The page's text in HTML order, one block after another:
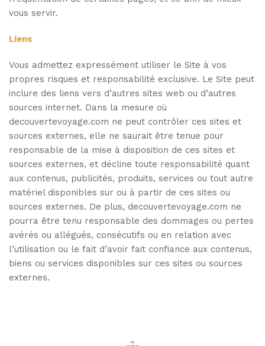
vous servir.
Liens
Vous admettez expressément utiliser le Site à vos
propres risques et responsabilité exclusive. Le Site peut
inclure des liens vers d’autres sites web ou d’autres
sources internet. Dans la mesure où
decouvertevoyage.com ne peut contrôler ces sites et
sources externes, elle ne saurait être tenue pour
responsable de la mise à disposition de ces sites et
sources externes, et décline toute responsabilité quant
aux contenus, publicités, produits, services ou tout autre
matériel disponibles sur ou à partir de ces sites ou
sources externes. De plus, decouvertevoyage.com ne
pourra être tenu responsable des dommages ou pertes
avérés ou allégués, consécutifs ou en relation avec
l’utilisation ou le fait d’avoir fait confiance aux contenus,
biens ou services disponibles sur ces sites ou sources
externes.